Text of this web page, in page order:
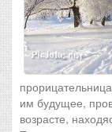
им будущее,
возрасте,